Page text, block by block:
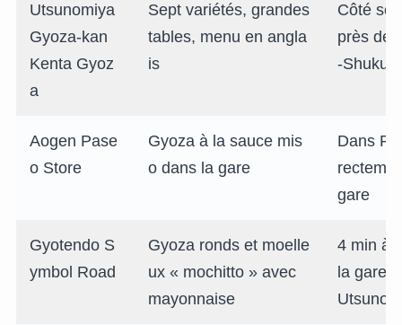
Utsunomiya
Gyoza-kan
Kenta Gyoz
a
Sept variétés, grandes
tables, menu en angla
is
Côté
près de
-
Aogen Pase
o Store
Gyoza à la sauce mis
o dans la gare
Dans
gare
Gyotendo S
ymbol Road
Gyoza ronds et moelle
ux « mochitto » avec
mayonnaise
4 min à
la gare